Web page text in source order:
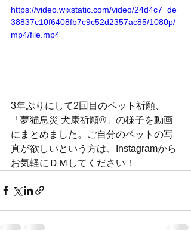
https://video.wixstatic.com/video/24d4c7_de
38837c10f6408fb7c9c52d2357ac85/1080p/
mp4/file.mp4
3年ぶりにして2回目のペット祈願、
「夢猫息災 犬康祈願®」の様子を動画
にまとめました。ご自分のペットの写
真が欲しいという方は、Instagramから
お気軽にＤＭしてください！